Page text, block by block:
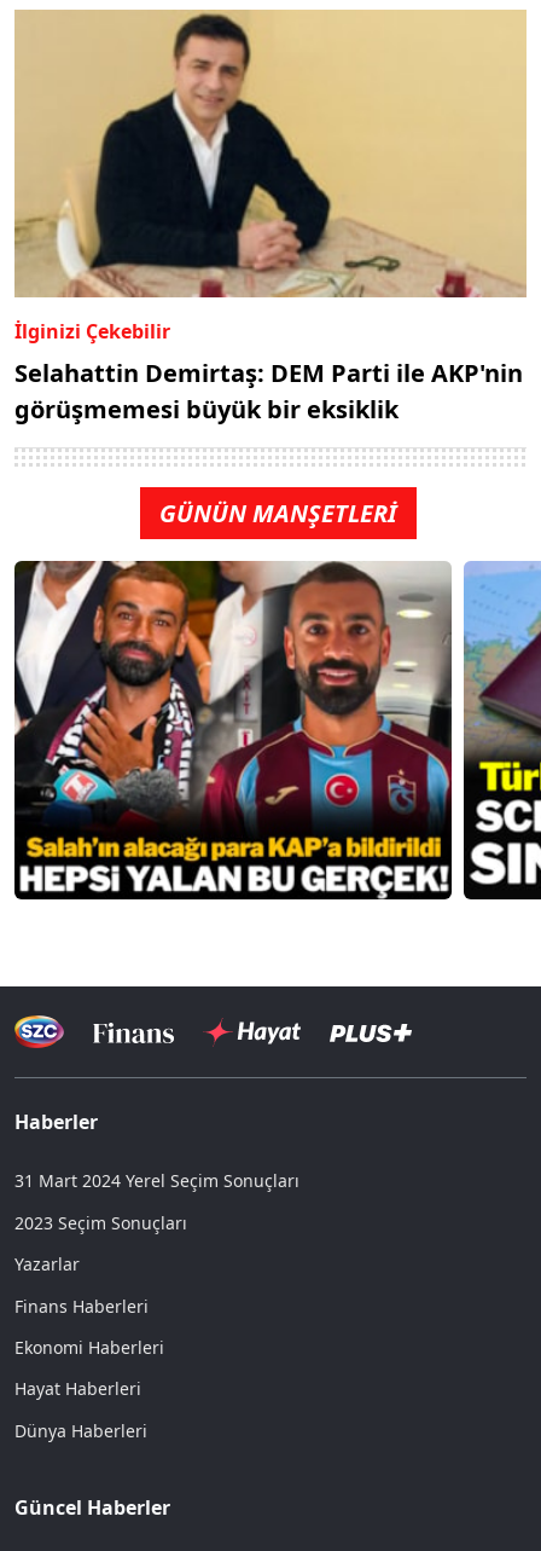
İlginizi Çekebilir
Selahattin Demirtaş: DEM Parti ile AKP'nin
görüşmemesi büyük bir eksiklik
GÜNÜN MANŞETLERİ
Haberler
31 Mart 2024 Yerel Seçim Sonuçları
2023 Seçim Sonuçları
Yazarlar
Finans Haberleri
Ekonomi Haberleri
Hayat Haberleri
Dünya Haberleri
Güncel Haberler